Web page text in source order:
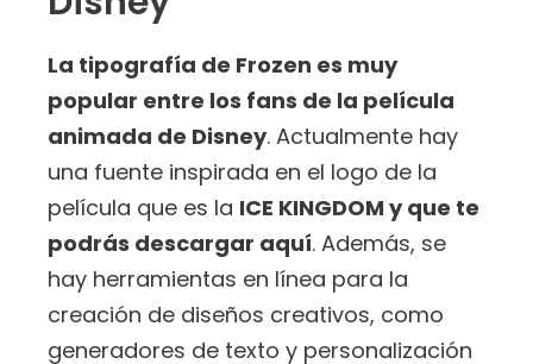
La tipografía de Frozen es muy
popular entre los fans de la película
animada de Disney. Actualmente hay
una fuente inspirada en el logo de la
película que es la ICE KINGDOM y que te
podrás descargar aquí. Además, se
hay herramientas en línea para la
creación de diseños creativos, como
generadores de texto y personalización